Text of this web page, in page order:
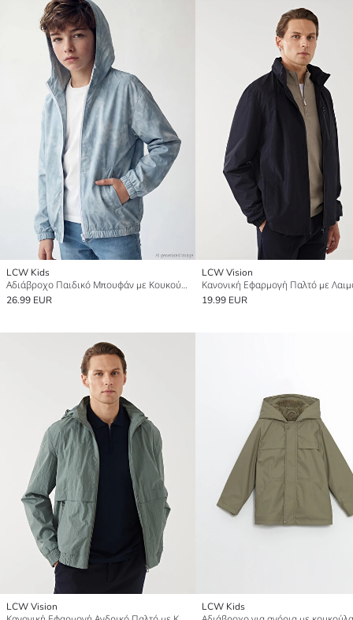
LCW Kids
Αδιάβροχο Παιδικό Μπουφάν με Κουκούλα
26.99 EUR
LCW Vision
19.99 EUR
LCW Vision
LCW Kids